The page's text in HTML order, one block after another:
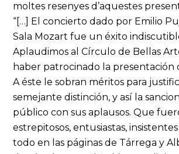
moltes resenyes d’aquestes
“[…] El concierto dado por Emilio
Sala Mozart fue un éxito
Aplaudimos al Círculo de Bellas
haber patrocinado la presentación
A éste le sobran méritos para
semejante distinción, y así la
público con sus aplausos. Que
estrepitosos, entusiastas,
todo en las páginas de Tárrega y